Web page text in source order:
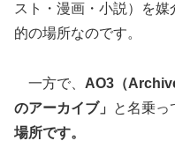
スト・漫画・小説）を
的の場所なのです。
一方で、 AO3（
のアーカイブ」
と名乗っ
場所です。